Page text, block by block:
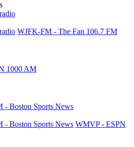
WJFK-FM - The Fan 106.7 FM
1000 AM
- Boston Sports News
- Boston Sports News WMVP - ESPN